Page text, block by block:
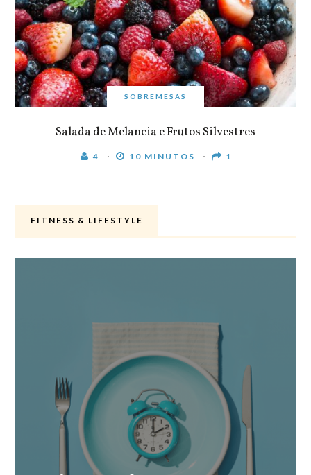
SOBREMESAS
Salada de Melancia e Frutos Silvestres
4 10 MINUTOS 1
FITNESS & LIFESTYLE